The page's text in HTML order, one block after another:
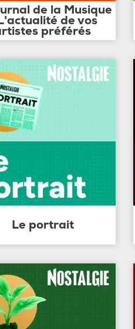
de la Musique
de vos
préférés
Le portrait